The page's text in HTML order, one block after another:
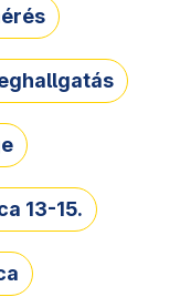
13-15.